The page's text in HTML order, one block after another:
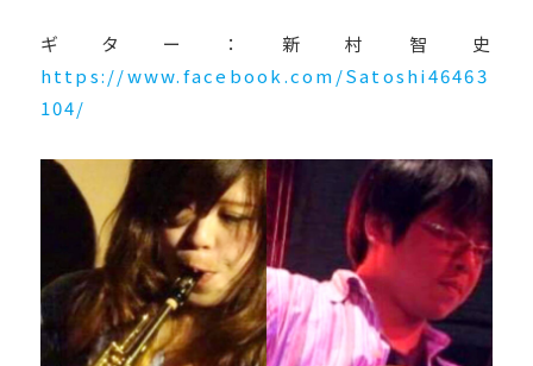
ギター：新村智史
https://www.facebook.com/Satoshi46463
104/